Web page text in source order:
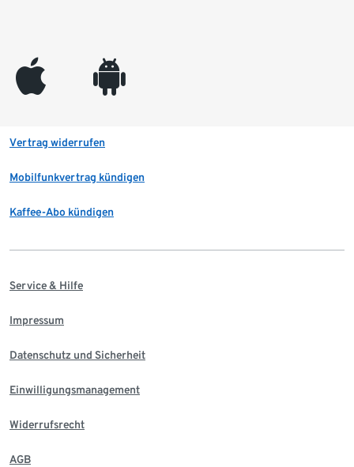
appleinc android
Vertrag widerrufen
Mobilfunkvertrag kündigen
Kaffee-Abo kündigen
Service & Hilfe
Impressum
Datenschutz und Sicherheit
Einwilligungsmanagement
Widerrufsrecht
AGB